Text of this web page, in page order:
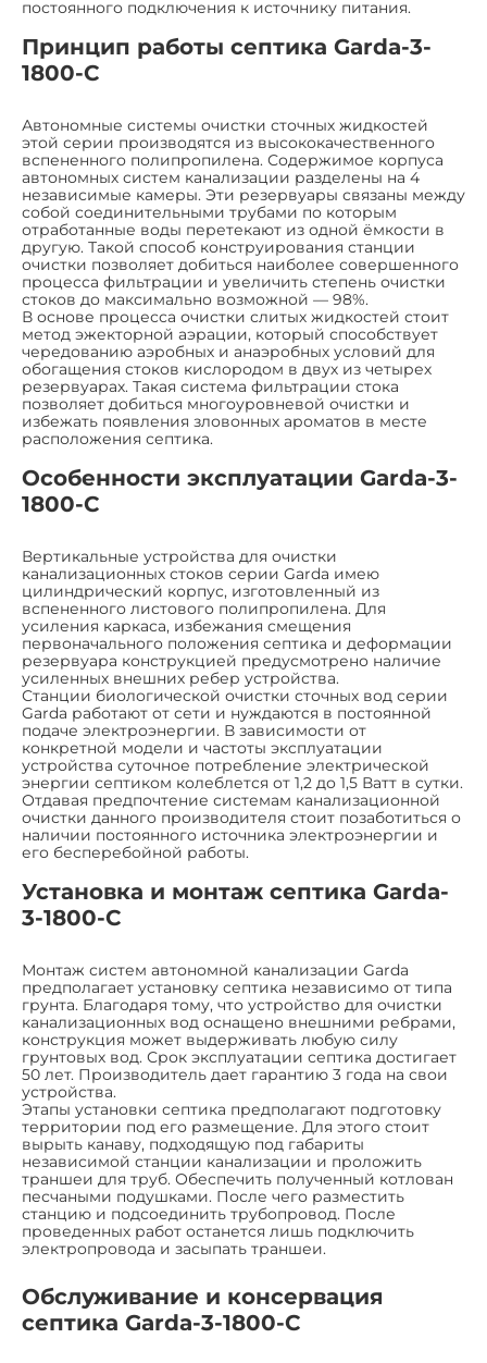
постоянного подключения к источнику питания.
Принцип работы септика Garda-3-
1800-C
Автономные системы очистки сточных жидкостей
этой серии производятся из высококачественного
вспененного полипропилена. Содержимое корпуса
автономных систем канализации разделены на 4
независимые камеры. Эти резервуары связаны между
собой соединительными трубами по которым
отработанные воды перетекают из одной ёмкости в
другую. Такой способ конструирования станции
очистки позволяет добиться наиболее совершенного
процесса фильтрации и увеличить степень очистки
стоков до максимально возможной — 98%.
В основе процесса очистки слитых жидкостей стоит
метод эжекторной аэрации, который способствует
чередованию аэробных и анаэробных условий для
обогащения стоков кислородом в двух из четырех
резервуарах. Такая система фильтрации стока
позволяет добиться многоуровневой очистки и
избежать появления зловонных ароматов в месте
расположения септика.
Особенности эксплуатации Garda-3-
1800-C
Вертикальные устройства для очистки
канализационных стоков серии Garda имею
цилиндрический корпус, изготовленный из
вспененного листового полипропилена. Для
усиления каркаса, избежания смещения
первоначального положения септика и деформации
резервуара конструкцией предусмотрено наличие
усиленных внешних ребер устройства.
Станции биологической очистки сточных вод серии
Garda работают от сети и нуждаются в постоянной
подаче электроэнергии. В зависимости от
конкретной модели и частоты эксплуатации
устройства суточное потребление электрической
энергии септиком колеблется от 1,2 до 1,5 Ватт в сутки.
Отдавая предпочтение системам канализационной
очистки данного производителя стоит позаботиться о
наличии постоянного источника электроэнергии и
его бесперебойной работы.
Установка и монтаж септика Garda-
3-1800-C
Монтаж систем автономной канализации Garda
предполагает установку септика независимо от типа
грунта. Благодаря тому, что устройство для очистки
канализационных вод оснащено внешними ребрами,
конструкция может выдерживать любую силу
грунтовых вод. Срок эксплуатации септика достигает
50 лет. Производитель дает гарантию 3 года на свои
устройства.
Этапы установки септика предполагают подготовку
территории под его размещение. Для этого стоит
вырыть канаву, подходящую под габариты
независимой станции канализации и проложить
траншеи для труб. Обеспечить полученный котлован
песчаными подушками. После чего разместить
станцию и подсоединить трубопровод. После
проведенных работ останется лишь подключить
электропровода и засыпать траншеи.
Обслуживание и консервация
септика Garda-3-1800-C